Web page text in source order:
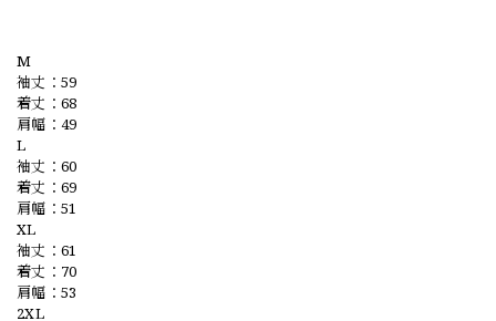
M
袖丈：59
着丈：68
肩幅：49
L
袖丈：60
着丈：69
肩幅：51
XL
袖丈：61
着丈：70
肩幅：53
2XL